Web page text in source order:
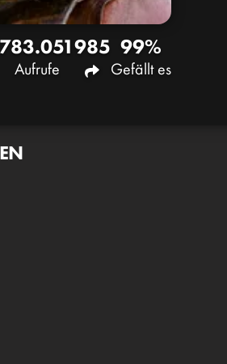
783.051
Aufrufe
985 99%
Gefällt es